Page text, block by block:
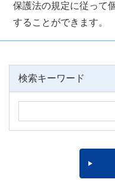
保護法の規定に従って
することができます。
検索キーワード